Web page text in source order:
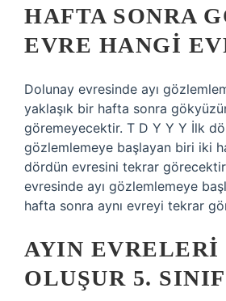
HAFTA SONRA
EVRE HANGI
Dolunay evresinde ayı
yaklaşık bir hafta sonra
göremeyecektir. T D Y Y Y İlk
gözlemlemeye başlayan biri iki
dördün evresini tekrar
evresinde ayı gözlemlemeye
hafta sonra aynı evreyi tekrar
AYIN EVRELERI
OLUŞUR 5.